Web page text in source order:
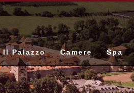
Il Palazzo Camere Spa